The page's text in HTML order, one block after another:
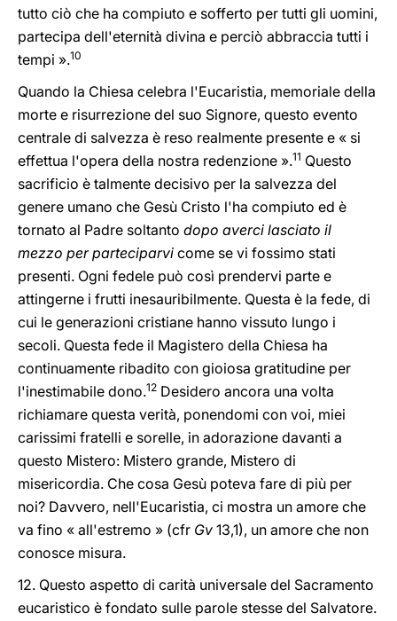
tutto ciò che ha compiuto e sofferto per tutti gli uomini,
partecipa dell'eternità divina e perciò abbraccia tutti i
tempi ».10
Quando la Chiesa celebra l'Eucaristia, memoriale della
morte e risurrezione del suo Signore, questo evento
centrale di salvezza è reso realmente presente e « si
effettua l'opera della nostra redenzione ».11 Questo
sacrificio è talmente decisivo per la salvezza del
genere umano che Gesù Cristo l'ha compiuto ed è
tornato al Padre soltanto dopo averci lasciato il
mezzo per parteciparvi come se vi fossimo stati
presenti. Ogni fedele può così prendervi parte e
attingerne i frutti inesauribilmente. Questa è la fede, di
cui le generazioni cristiane hanno vissuto lungo i
secoli. Questa fede il Magistero della Chiesa ha
continuamente ribadito con gioiosa gratitudine per
l'inestimabile dono.12 Desidero ancora una volta
richiamare questa verità, ponendomi con voi, miei
carissimi fratelli e sorelle, in adorazione davanti a
questo Mistero: Mistero grande, Mistero di
misericordia. Che cosa Gesù poteva fare di più per
noi? Davvero, nell'Eucaristia, ci mostra un amore che
va fino « all'estremo » (cfr Gv 13,1), un amore che non
conosce misura.
12. Questo aspetto di carità universale del Sacramento
eucaristico è fondato sulle parole stesse del Salvatore.